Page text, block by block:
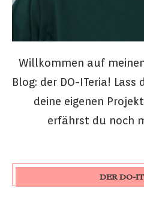
Willkommen auf
Blog: der DO-ITeria!
deine eigenen
erfährst du noch
DER DO-